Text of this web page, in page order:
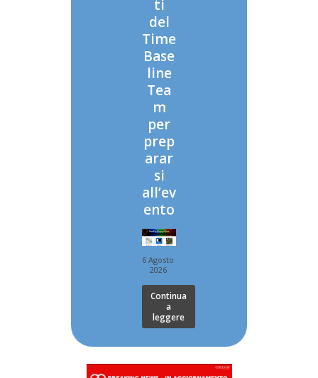
ti
del
Time
Base
line
Tea
m
per
prep
arar
si
all’ev
ento
6 Agosto
2026
Continua
a
leggere